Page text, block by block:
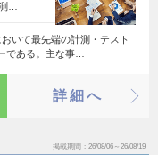
…
いて最先端の計測・テスト
である。主な事…
詳細へ
掲載期間 26/08/06～26/08/19